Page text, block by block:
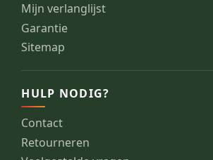
Mijn verlanglijst
Garantie
Sitemap
HULP NODIG?
Contact
Retourneren